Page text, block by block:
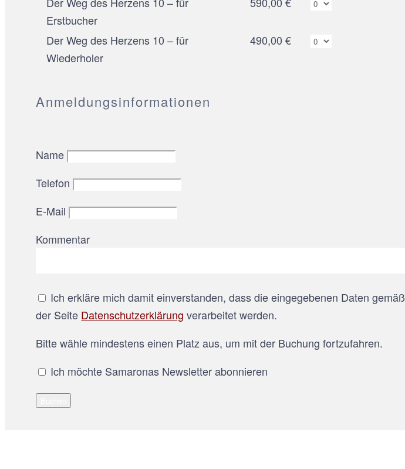
Erstbucher
Der Weg des Herzens 10 – für
Wiederholer
490,00 €
Anmeldungsinformationen
Name
Telefon
E-Mail
Kommentar
Ich erkläre mich damit einverstanden, dass die eingegebenen Daten gemäß
der Seite Datenschutzerklärung verarbeitet werden.
Bitte wähle mindestens einen Platz aus, um mit der Buchung fortzufahren.
Ich möchte Samaronas Newsletter abonnieren